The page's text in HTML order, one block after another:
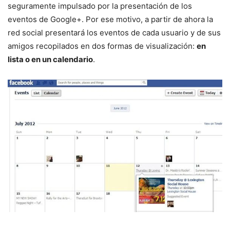
seguramente impulsado por la presentación de los
eventos de Google+. Por ese motivo, a partir de ahora la
red social presentará los eventos de cada usuario y de sus
amigos recopilados en dos formas de visualización: en
lista o en un calendario.